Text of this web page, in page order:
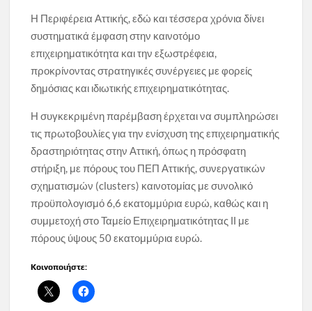
Η Περιφέρεια Αττικής, εδώ και τέσσερα χρόνια δίνει
συστηματικά έμφαση στην καινοτόμο
επιχειρηματικότητα και την εξωστρέφεια,
προκρίνοντας στρατηγικές συνέργειες με φορείς
δημόσιας και ιδιωτικής επιχειρηματικότητας.
Η συγκεκριμένη παρέμβαση έρχεται να συμπληρώσει
τις πρωτοβουλίες για την ενίσχυση της επιχειρηματικής
δραστηριότητας στην Αττική, όπως η πρόσφατη
στήριξη, με πόρους του ΠΕΠ Αττικής, συνεργατικών
σχηματισμών (clusters) καινοτομίας με συνολικό
προϋπολογισμό 6,6 εκατομμύρια ευρώ, καθώς και η
συμμετοχή στο Ταμείο Επιχειρηματικότητας ΙΙ με
πόρους ύψους 50 εκατομμύρια ευρώ.
Κοινοποιήστε: